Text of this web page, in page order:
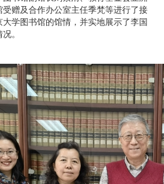
赠及合作办公室主任季梵等进行了接
学图书馆的馆情，并实地展示了李国
。